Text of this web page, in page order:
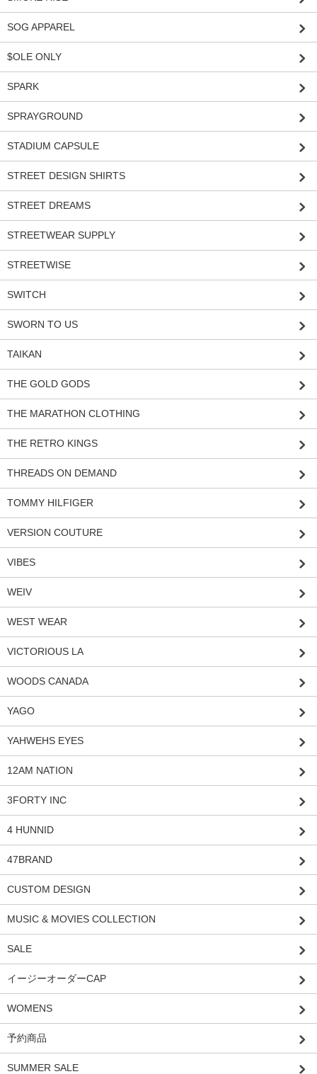
SOG APPAREL
$OLE ONLY
SPARK
SPRAYGROUND
STADIUM CAPSULE
STREET DESIGN SHIRTS
STREET DREAMS
STREETWEAR SUPPLY
STREETWISE
SWITCH
SWORN TO US
TAIKAN
THE GOLD GODS
THE MARATHON CLOTHING
THE RETRO KINGS
THREADS ON DEMAND
TOMMY HILFIGER
VERSION COUTURE
VIBES
WEIV
WEST WEAR
VICTORIOUS LA
WOODS CANADA
YAGO
YAHWEHS EYES
12AM NATION
3FORTY INC
4 HUNNID
47BRAND
CUSTOM DESIGN
MUSIC & MOVIES COLLECTION
SALE
イージーオーダーCAP
WOMENS
予約商品
SUMMER SALE